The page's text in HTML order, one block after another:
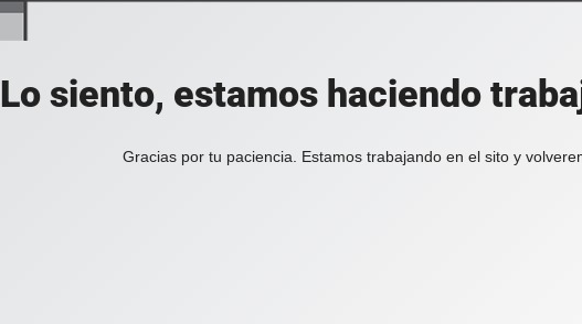
Lo siento, estamos haciendo
Gracias por tu paciencia. Estamos trabajando en el sito y